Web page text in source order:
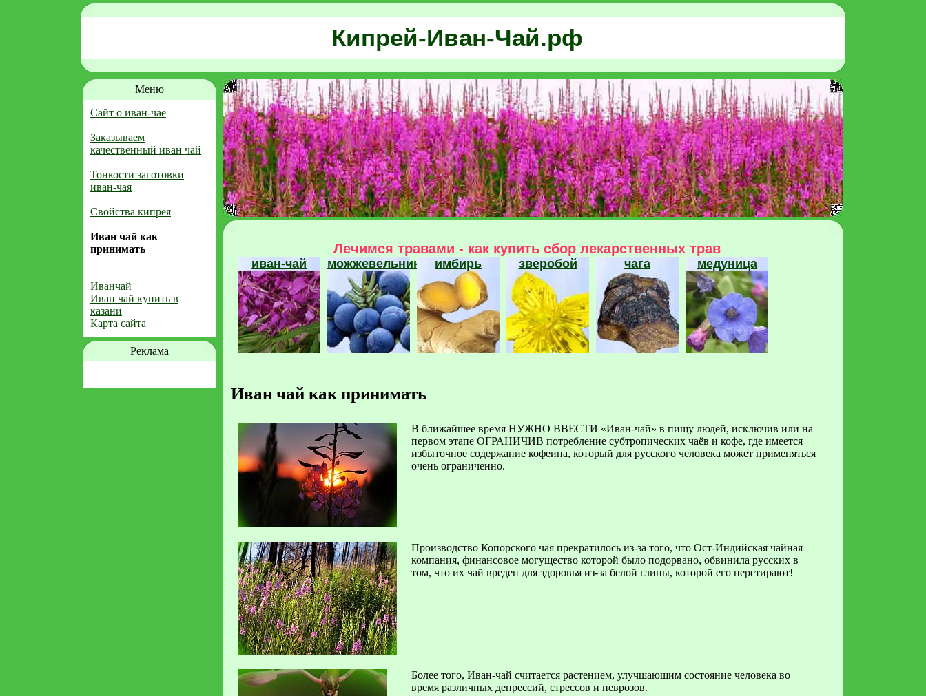
Кипрей-Иван-Чай.рф
Меню
Сайт о иван-чае
Заказываем
качественный иван чай
Тонкости заготовки
иван-чая
Свойства кипрея
Иван чай как
принимать
Иванчай
Иван чай купить в
казани
Карта сайта
Реклама
Лечимся травами - как купить сбор лекарственных трав
иван-чай можжевельник имбирь зверобой чага медуница
Иван чай как принимать
В ближайшее время НУЖНО ВВЕСТИ «Иван-чай» в пищу людей, исключив или на
первом этапе ОГРАНИЧИВ потребление субтропических чаёв и кофе, где имеется
избыточное содержание кофеина, который для русского человека может применяться
очень ограниченно.
Производство Копорского чая прекратилось из-за того, что Ост-Индийская чайная
компания, финансовое могущество которой было подорвано, обвинила русских в
том, что их чай вреден для здоровья из-за белой глины, которой его перетирают!
Более того, Иван-чай считается растением, улучшающим состояние человека во
время различных депрессий, стрессов и неврозов.